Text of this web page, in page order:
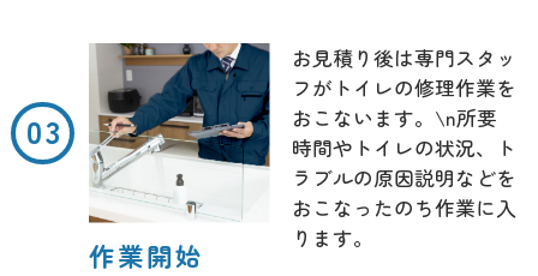
作業開始
お見積り後は専門スタッ
フがトイレの修理作業を
おこないます。\n所要
時間やトイレの状況、ト
ラブルの原因説明などを
おこなったのち作業に入
ります。